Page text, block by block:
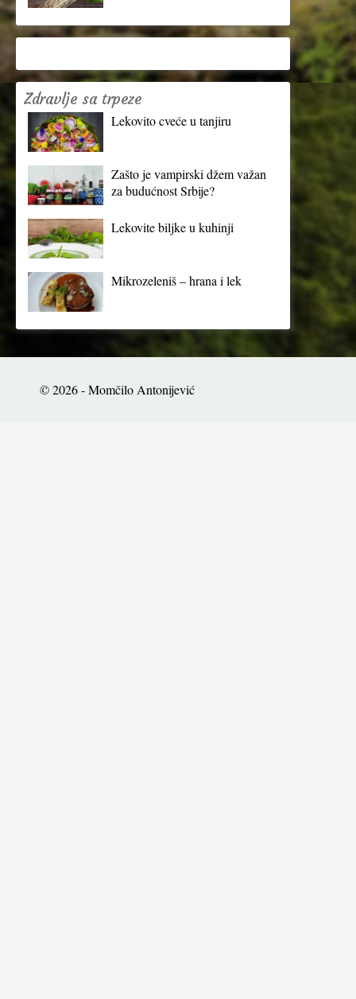
Zdravlje sa trpeze
Lekovito cveće u tanjiru
Zašto je vampirski džem važan
za budućnost Srbije?
Lekovite biljke u kuhinji
Mikrozeleniš – hrana i lek
© 2026 - Momčilo Antonijević